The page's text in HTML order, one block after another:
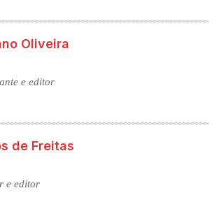
Oliveira
e editor
de Freitas
e editor